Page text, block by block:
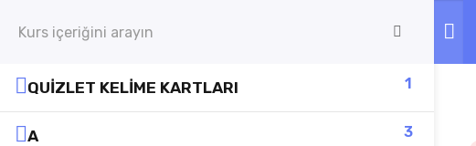
QUIZLET KELIME KARTLARI 1
А 3